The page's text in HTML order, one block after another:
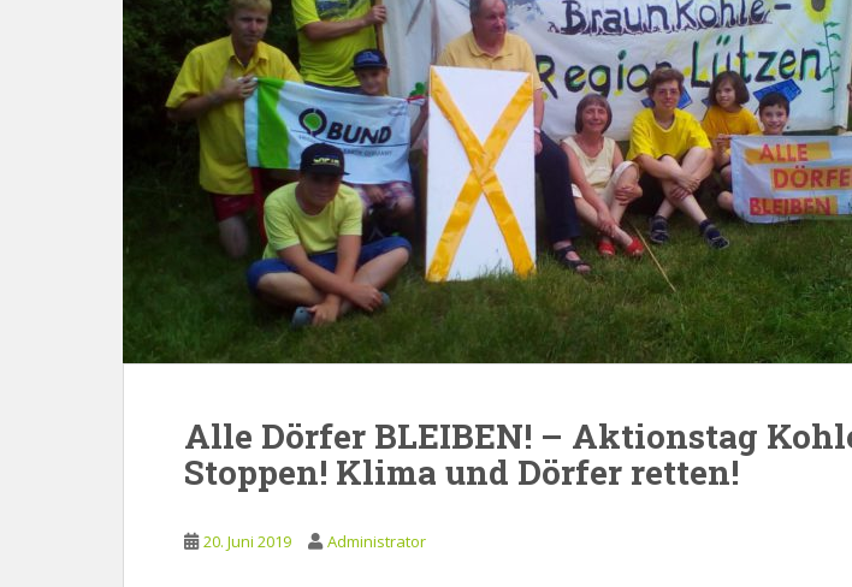
Alle Dörfer BLEIBEN! – Aktionstag
Stoppen! Klima und Dörfer retten!
20. Juni 2019 Administrator